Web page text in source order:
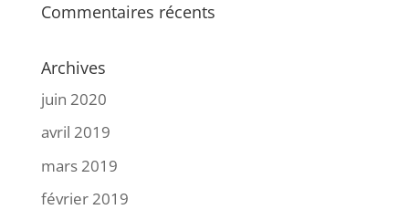
Commentaires récents
Archives
juin 2020
avril 2019
mars 2019
février 2019